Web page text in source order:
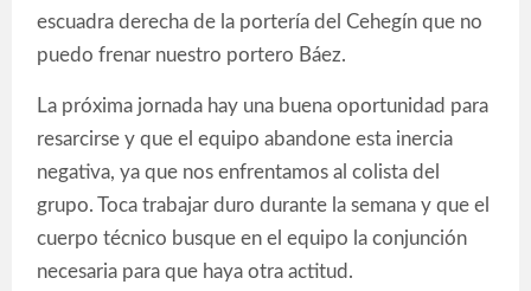
escuadra derecha de la portería del Cehegín que no
puedo frenar nuestro portero Báez.
La próxima jornada hay una buena oportunidad para
resarcirse y que el equipo abandone esta inercia
negativa, ya que nos enfrentamos al colista del
grupo. Toca trabajar duro durante la semana y que el
cuerpo técnico busque en el equipo la conjunción
necesaria para que haya otra actitud.